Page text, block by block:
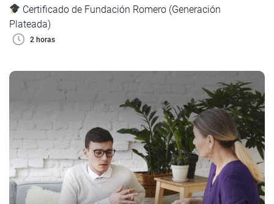
Certificado de Fundación Romero (Generación
Plateada)
2 horas